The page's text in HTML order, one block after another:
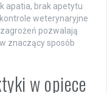
apatia, brak apetytu
weterynaryjne
pozwalają
znaczący sposób
w opiece